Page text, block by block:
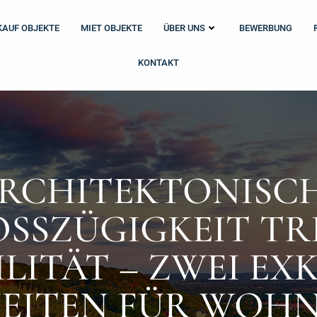
OBJEKTE MIET OBJEKTE ÜBER UNS BEWERBUNG
KONTAKT
– ZWEI
FÜR